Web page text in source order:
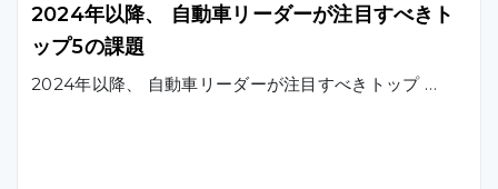
2024年以降、 自動車リーダーが注目すべきト
ップ5の課題
2024年以降、 自動車リーダーが注目すべきトップ …